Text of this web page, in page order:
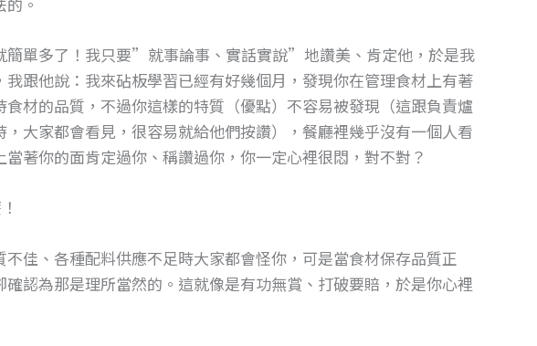
簡單多了！我只要”就事論事、實話實說”地讚美、肯定他，於是我
跟他說：我來砧板學習已經有好幾個月，發現你在管理食材上有著
材的品質，不過你這樣的特質（優點）不容易被發現（這跟負責爐
大家都會看見，很容易就給他們按讚），餐廳裡幾乎沒有一個人看
著你的面肯定過你、稱讚過你，你一定心裡很悶，對不對？
佳、各種配料供應不足時大家都會怪你，可是當食材保存品質正
認為那是理所當然的。這就像是有功無賞、打破要賠，於是你心裡